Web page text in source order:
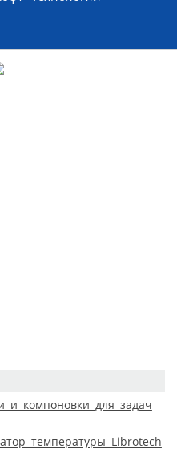
и компоновки для задач
температуры Librotech